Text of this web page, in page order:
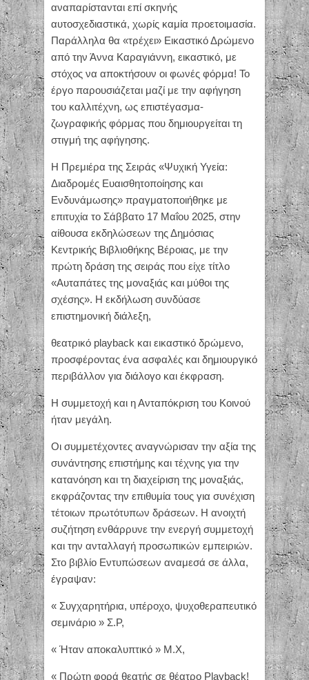
αναπαρίστανται επί σκηνής
αυτοσχεδιαστικά, χωρίς καμία προετοιμασία.
Παράλληλα θα «τρέχει» Εικαστικό Δρώμενο
από την Άννα Καραγιάννη, εικαστικό, με
στόχος να αποκτήσουν οι φωνές φόρμα! Το
έργο παρουσιάζεται μαζί με την αφήγηση
του καλλιτέχνη, ως επιστέγασμα-
ζωγραφικής φόρμας που δημιουργείται τη
στιγμή της αφήγησης.
Η Πρεμιέρα της Σειράς «Ψυχική Υγεία:
Διαδρομές Ευαισθητοποίησης και
Ενδυνάμωσης» πραγματοποιήθηκε με
επιτυχία το Σάββατο 17 Μαΐου 2025, στην
αίθουσα εκδηλώσεων της Δημόσιας
Κεντρικής Βιβλιοθήκης Βέροιας, με την
πρώτη δράση της σειράς που είχε τίτλο
«Αυταπάτες της μοναξιάς και μύθοι της
σχέσης». Η εκδήλωση συνδύασε
επιστημονική διάλεξη,
θεατρικό playback και εικαστικό δρώμενο,
προσφέροντας ένα ασφαλές και δημιουργικό
περιβάλλον για διάλογο και έκφραση.
Η συμμετοχή και η Ανταπόκριση του Κοινού
ήταν μεγάλη.
Οι συμμετέχοντες αναγνώρισαν την αξία της
συνάντησης επιστήμης και τέχνης για την
κατανόηση και τη διαχείριση της μοναξιάς,
εκφράζοντας την επιθυμία τους για συνέχιση
τέτοιων πρωτότυπων δράσεων. Η ανοιχτή
συζήτηση ενθάρρυνε την ενεργή συμμετοχή
και την ανταλλαγή προσωπικών εμπειριών.
Στο βιβλίο Εντυπώσεων αναμεσά σε άλλα,
έγραψαν:
« Συγχαρητήρια, υπέροχο, ψυχοθεραπευτικό
σεμινάριο » Σ.Ρ,
« Ήταν αποκαλυπτικό » Μ.Χ,
« Πρώτη φορά θεατής σε θέατρο Playback!